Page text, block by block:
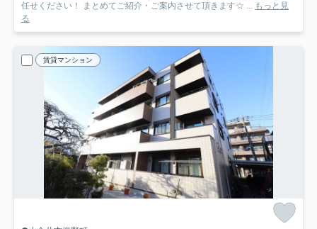
任せください！ まとめてご紹介・ご案内させて頂きます☆ ... もっと見
る
賃貸マンション